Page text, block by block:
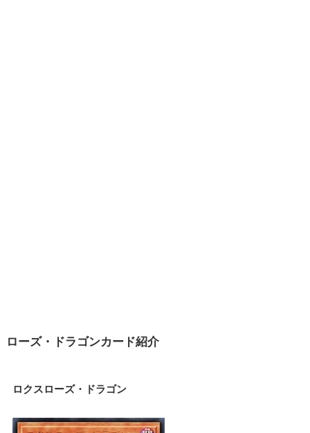
ローズ・ドラゴンカード紹介
ロクスローズ・ドラゴン